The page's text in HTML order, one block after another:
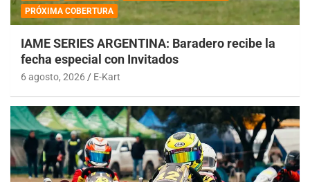
PRÓXIMA COBERTURA
IAME SERIES ARGENTINA: Baradero recibe la
fecha especial con Invitados
6 agosto, 2026 E-Kart